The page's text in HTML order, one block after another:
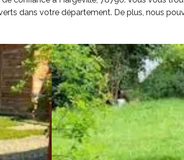
dans votre département. De plus, nous